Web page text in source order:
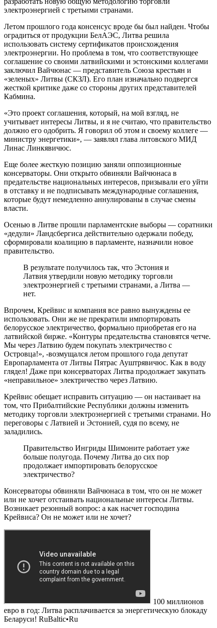
электроэнергией с третьими странами.
Летом прошлого года консенсус вроде бы был найден. Чтобы
оградиться от продукции БелАЭС, Литва решила
использовать систему сертификатов происхождения
электроэнергии. Но проблема в том, что соответствующее
соглашение со своими латвийскими и эстонскими коллегами
заключил Вайчюнас — представитель Союза крестьян и
«зеленых» Литвы (СКЗЛ). Его план изначально подвергся
жесткой критике даже со стороны других представителей
Кабмина.
«Это проект соглашения, который, на мой взгляд, не
учитывает интересы Литвы, и я не считаю, что правительство
должно его одобрить. Я говорил об этом и своему коллеге —
министру энергетики», — заявлял глава литовского МИД
Линас Линкявичюс.
Еще более жесткую позицию заняли оппозиционные
консерваторы. Они открыто обвиняли Вайчюнаса в
предательстве национальных интересов, призывали его уйти
в отставку и не подписывать международные соглашения,
которые будут немедленно аннулированы в случае смены
власти.
Осенью в Литве прошли парламентские выборы — соратники
«дедули» Ландсбергиса действительно одержали победу,
сформировали коалицию в парламенте, назначили новое
правительство.
В результате получилось так, что Эстония и
Латвия утвердили новую методику торговли
электроэнергией с третьими странами, а Литва —
нет.
Впрочем, Крейвис и компания все равно вынуждены ее
использовать. Они же не прекратили импортировать
белорусское электричество, формально приобретая его на
латвийской бирже. «Контуры предательства становятся четче.
Мы через Латвию будем покупать электричество с
Островца!», -возмущался летом прошлого года депутат
Европарламента от Литвы Пятрас Ауштрявичюс. Как в воду
глядел! Даже при консерваторах Литва продолжает закупать
«неправильное» электричество через Латвию.
Крейвис обещает исправить ситуацию — он настаивает на
том, что Прибалтийские Республики должны изменить
методику торговли электроэнергией с третьими странами. Но
переговоры с Латвией и Эстонией, судя по всему, не
заладились.
Правительство Ингриды Шимоните работает уже
больше полугода. Почему Литва до сих пор
продолжает импортировать белорусское
электричество?
Консерваторы обвиняли Вайчюнаса в том, что он не может
или не хочет отстаивать национальные интересы Литвы.
Возникает резонный вопрос: а как насчет господина
Крейвиса? Он не может или не хочет?
100 миллионов
евро в год: Литва расплачивается за энергетическую блокаду
Беларуси! RuBaltic•Ru